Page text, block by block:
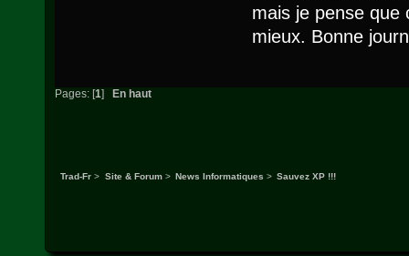
mais je pense que
mieux. Bonne
Pages: [1] En haut
Trad-Fr > Site & Forum> News Informatiques > Sauvez XP !!!